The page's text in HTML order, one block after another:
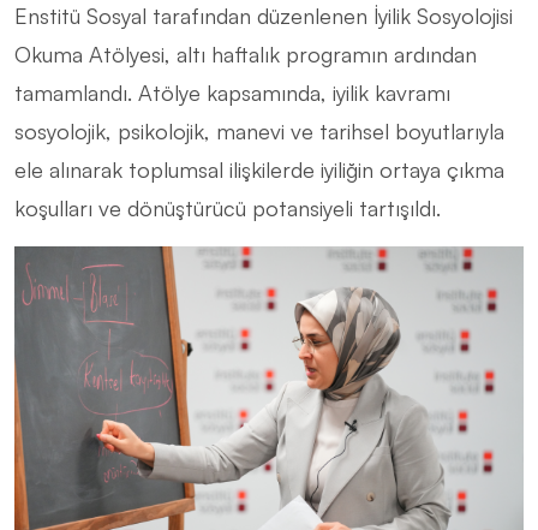
Enstitü Sosyal tarafından düzenlenen İyilik Sosyolojisi
Okuma Atölyesi, altı haftalık programın ardından
tamamlandı. Atölye kapsamında, iyilik kavramı
sosyolojik, psikolojik, manevi ve tarihsel boyutlarıyla
ele alınarak toplumsal ilişkilerde iyiliğin ortaya çıkma
koşulları ve dönüştürücü potansiyeli tartışıldı.